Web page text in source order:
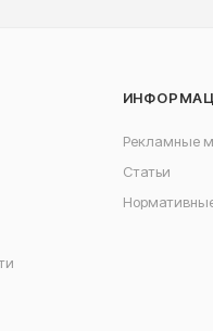
Рекламные
Статьи